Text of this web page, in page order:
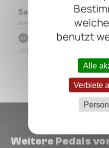
benutzt
Alle
Verbiete
Sandbox Pedal Board-
based on
AS Anthony STEVENOOT
7
Weitere Pedals